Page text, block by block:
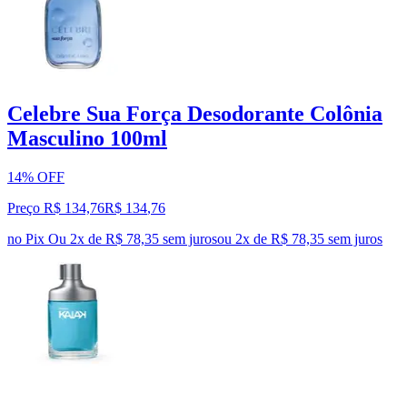
Celebre Sua Força Desodorante Colônia
Masculino 100ml
14% OFF
Preço R$ 134,76R$ 134,76
no Pix Ou 2x de R$ 78,35 sem jurosou 2x de R$ 78,35 sem juros